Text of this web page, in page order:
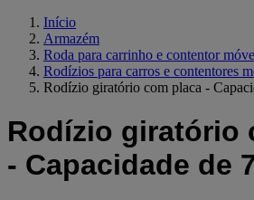
Início
Armazém
Roda para carrinho e contentor
Rodízios para carros e contentores
Rodízio giratório com placa -
Rodízio giratório
- Capacidade de